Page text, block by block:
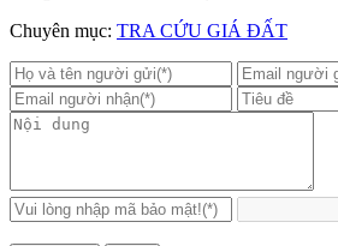
Chuyên mục: TRA CỨU GIÁ ĐẤT